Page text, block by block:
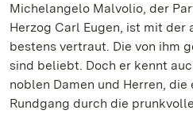
Michelangelo Malvolio, der
Herzog Carl Eugen, ist mit der
bestens vertraut. Die von ihm
sind beliebt. Doch er kennt
noblen Damen und Herren, die
Rundgang durch die